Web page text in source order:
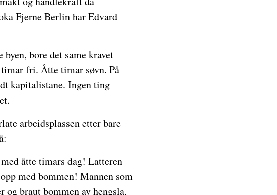
Fjerne Berlin har Edvard
bore det same kravet
fri. Åtte timar søvn. På
kapitalistane. Ingen ting
arbeidsplassen etter bare
åtte timars dag! Latteren
med bommen! Mannen som
braut bommen av hengsla,